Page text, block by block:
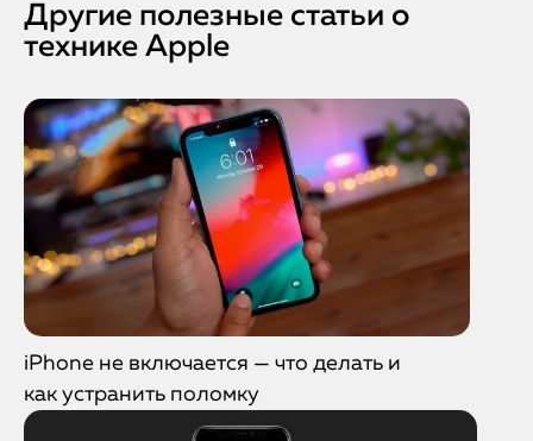
Другие полезные статьи о
технике Apple
iPhone не включается — что делать и
как устранить поломку